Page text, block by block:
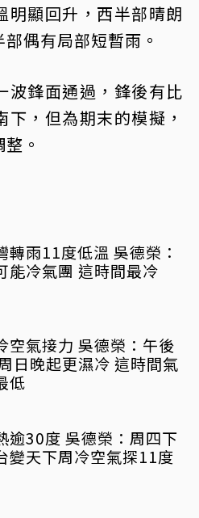
明顯回升，西半部晴朗
偶有局部短暫雨。
波鋒面通過，鋒後有比
，但為期末的模擬，
。
轉雨11度低溫 吳德榮：
能冷氣團 這時間最冷
空氣接力 吳德榮：午後
日晚起更濕冷 這時間氣
低
逾30度 吳德榮：周四下
變天下周冷空氣探11度